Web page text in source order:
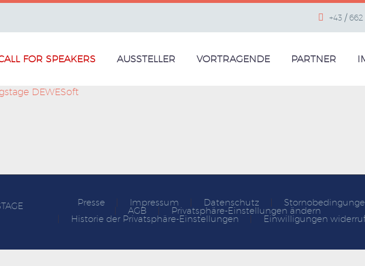
+43 /
FOR SPEAKERS AUSSTELLER VORTRAGENDE PARTNER
Presse Impressum Datenschutz
AGB
Privatsphäre-Einstellungen ändern
Historie der Privatsphäre-Einstellungen
Einwilligungen